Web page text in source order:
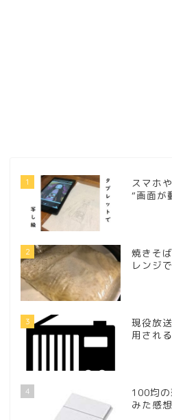
1
スマホ
“画面が
2
焼きそ
レンジ
3
現役放
用され
4
100均
みた感